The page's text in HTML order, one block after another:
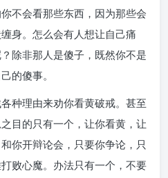
不会看那些东西，因为那些会
身。怎么会有人想让自己痛
除非那人是傻子，既然你不是
的傻事。
种理由来劝你看黄破戒。甚至
目的只有一个，让你看黄，让
你开辩论会，只要你争论，只
败心魔。办法只有一个，不要